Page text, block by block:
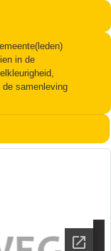
in de
samenleving